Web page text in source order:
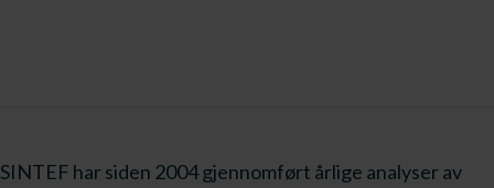
SINTEF har siden 2004 gjennomført årlige analyser av